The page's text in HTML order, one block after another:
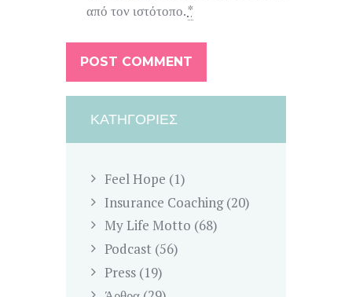
από τον ιστότοπο.*
ΚΑΤΗΓΟΡΊΕΣ
Feel Hope (1)
Insurance Coaching(20)
My Life Motto (68)
Podcast (56)
Press (19)